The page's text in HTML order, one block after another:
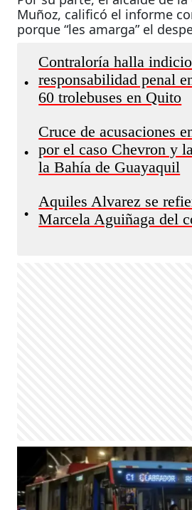
Muñoz, calificó el informe
porque “les amarga” el
•
Contraloría halla
responsabilidad penal
60 trolebuses en Quito
•
Cruce de acusaciones
por el caso Chevron y
la Bahía de Guayaquil
•
Aquiles Alvarez se
Marcela Aguiñaga del